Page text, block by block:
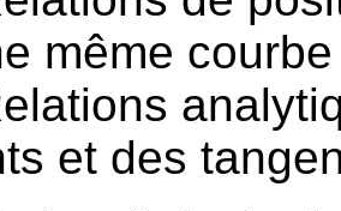
même
et des